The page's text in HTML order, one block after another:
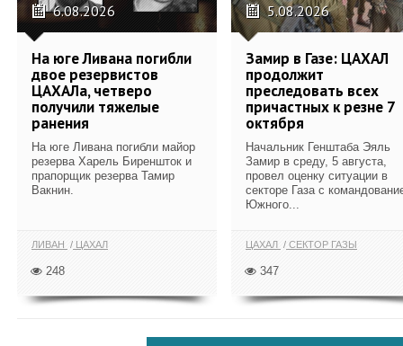
6.08.2026
На юге Ливана погибли
двое резервистов
ЦАХАЛа, четверо
получили тяжелые
ранения
На юге Ливана погибли майор
резерва Харель Биреншток и
прапорщик резерва Тамир
Вакнин.
ЛИВАН ЦАХАЛ
248
5.08.2026
Замир в Газе: ЦАХАЛ
продолжит
преследовать всех
причастных к резне 7
октября
Начальник Генштаба Эяль
Замир в среду, 5 августа,
провел оценку ситуации в
секторе Газа с
Южного...
ЦАХАЛ СЕКТОР ГАЗЫ
347